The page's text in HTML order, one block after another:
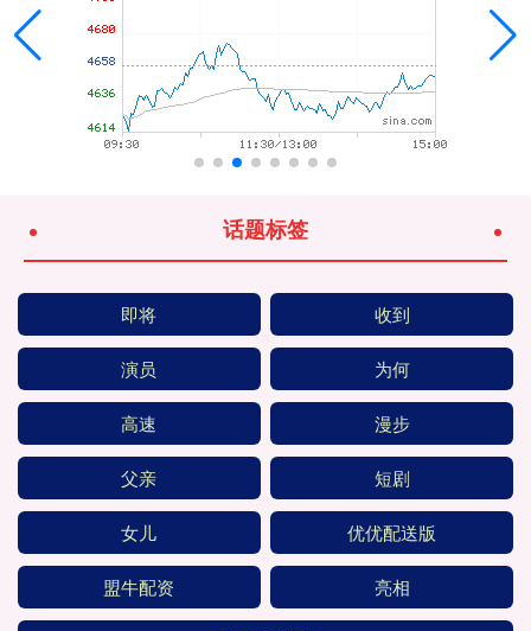
话题标签
即将 收到
演员 为何
高速 漫步
父亲 短剧
女儿 优优配送版
盟牛配资 亮相